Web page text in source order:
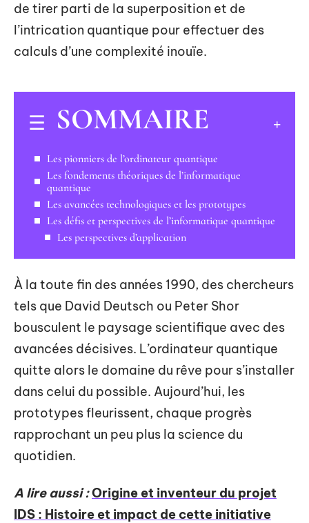
de tirer parti de la superposition et de
l’intrication quantique pour effectuer des
calculs d’une complexité inouïe.
SOMMAIRE
Les pionniers de l’ordinateur quantique
Les fondements théoriques de l’informatique
quantique
Les avancées technologiques et les prototypes
Les défis et perspectives de l’informatique quantique
Les perspectives d’application
À la toute fin des années 1990, des chercheurs
tels que David Deutsch ou Peter Shor
bousculent le paysage scientifique avec des
avancées décisives. L’ordinateur quantique
quitte alors le domaine du rêve pour s’installer
dans celui du possible. Aujourd’hui, les
prototypes fleurissent, chaque progrès
rapprochant un peu plus la science du
quotidien.
A lire aussi :Origine et inventeur du projet
IDS : Histoire et impact de cette initiative